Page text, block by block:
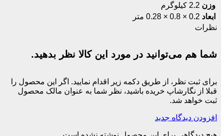
وزن 2.2 کیلوگرم
ابعاد 0.2 × 0.8 × 0.28 متر
نظرات
شما هم می‌توانید در مورد این کالا نظر بدهید.
برای ثبت نظر، از طریق دکمه زیر اقدام نمایید. اگر این محصول را
قبلا از نگارشاپ خریده باشید، نظر شما به عنوان مالک محصول
ثبت خواهد شد.
افزودن دیدگاه جدید